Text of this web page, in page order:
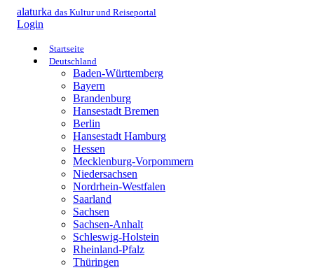
alaturka das Kultur und Reiseportal
Login
Startseite
Deutschland
Baden-Württemberg
Bayern
Brandenburg
Hansestadt Bremen
Berlin
Hansestadt Hamburg
Hessen
Mecklenburg-Vorpommern
Niedersachsen
Nordrhein-Westfalen
Saarland
Sachsen
Sachsen-Anhalt
Schleswig-Holstein
Rheinland-Pfalz
Thüringen